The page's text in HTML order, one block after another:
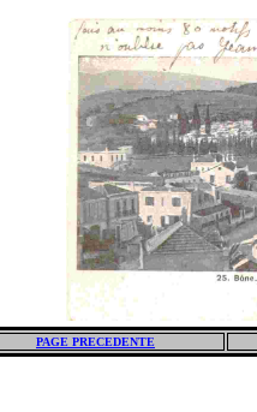
PAGE PRECEDENTE